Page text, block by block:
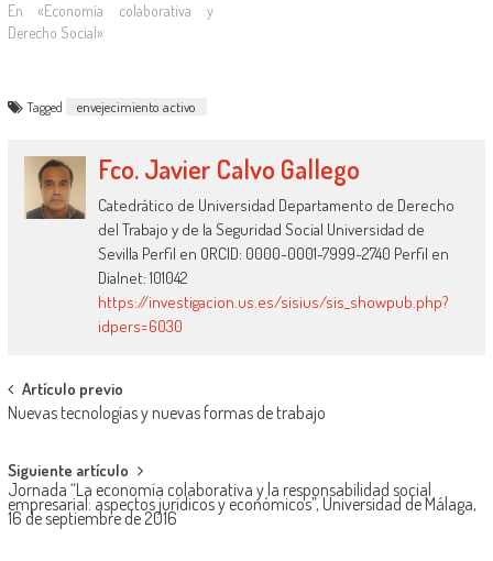
resultados. Bajo el título de
"Instrumentos normativos para la
En «Economía colaborativa y
Derecho Social»
Tagged envejecimiento activo
Fco. Javier Calvo Gallego
Catedrático de Universidad Departamento de Derecho
del Trabajo y de la Seguridad Social Universidad de
Sevilla Perfil en ORCID: 0000-0001-7999-2740 Perfil en
Dialnet: 101042
https://investigacion.us.es/sisius/sis_showpub.php?
idpers=6030
Artículo previo
Nuevas tecnologías y nuevas formas de trabajo
Siguiente artículo
Jornada “La economía colaborativa y la responsabilidad social
empresarial: aspectos jurídicos y económicos”, Universidad de Málaga,
16 de septiembre de 2016